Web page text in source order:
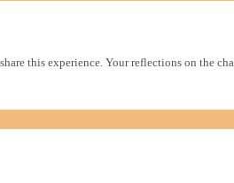
this experience. Your reflections on the